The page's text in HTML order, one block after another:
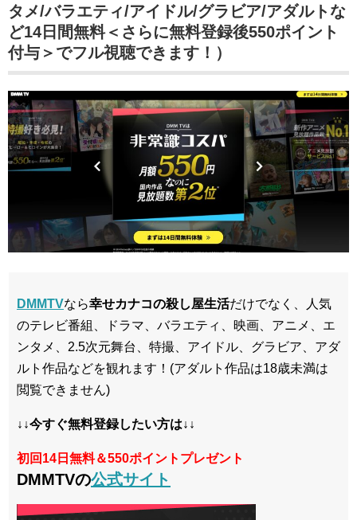
タメ/バラエティ/アイドル/グラビア/アダルトな
ど14日間無料＜さらに無料登録後550ポイント
付与＞でフル視聴できます！）
DMMTVなら幸せカナコの殺し屋生活だけでなく、人気
のテレビ番組、ドラマ、バラエティ、映画、アニメ、エ
ンタメ、2.5次元舞台、特撮、アイドル、グラビア、アダ
ルト作品などを観れます！(アダルト作品は18歳未満は
閲覧できません)
↓↓今すぐ無料登録したい方は↓↓
初回14日無料＆550ポイントプレゼント
DMMTVの公式サイト